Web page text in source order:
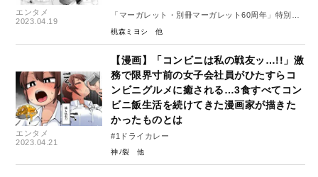
エンタメ
2023.04.19
「マーガレット・別冊マーガレット60周年」特別イ
ンタビュー#3（後編）
桃森ミヨシ
エンタメ
2023.04.21
【漫画】「コンビニは私の戦友ッ…!!」激
務で限界寸前の女子会社員がひたすらコ
ンビニグルメに癒される…3食すべてコン
ビニ飯生活を続けてきた漫画家が描きた
かったものとは
#1ドライカレー
神ﾉ裂